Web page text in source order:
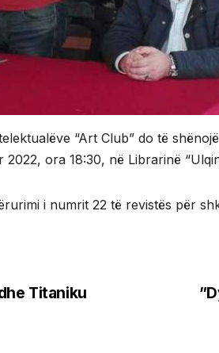
“Art Club” do të
ora 18:30, në Librarinë
i numrit 22 të revistës për
Titaniku